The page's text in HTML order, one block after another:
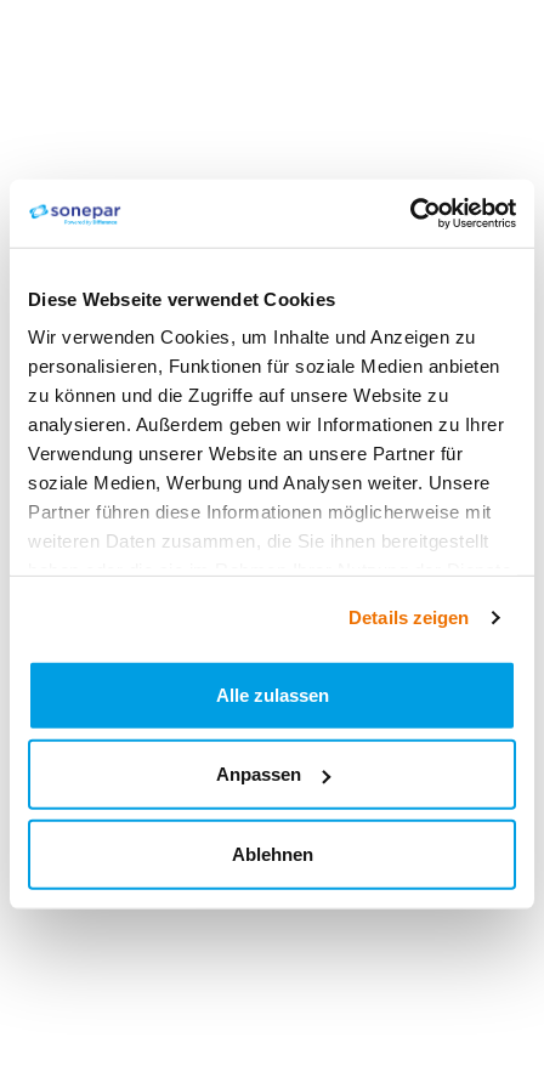
Diese Webseite verwendet Cookies
Wir verwenden Cookies, um Inhalte und Anzeigen zu
personalisieren, Funktionen für soziale Medien anbieten
zu können und die Zugriffe auf unsere Website zu
analysieren. Außerdem geben wir Informationen zu Ihrer
Verwendung unserer Website an unsere Partner für
soziale Medien, Werbung und Analysen weiter. Unsere
Partner führen diese Informationen möglicherweise mit
weiteren Daten zusammen, die Sie ihnen bereitgestellt
Details zeigen
Alle zulassen
Anpassen
Ablehnen